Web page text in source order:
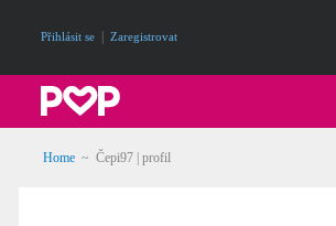
Přihlásit se Zaregistrovat
Home ~ Čepi97 | profil